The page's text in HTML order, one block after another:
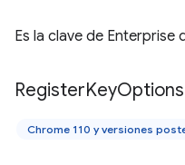
Es la clave de Enterprise
RegisterKeyOptions
Chrome 110 y versiones